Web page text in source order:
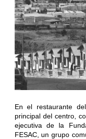
En el restaurante
principal del centro,
ejecutiva de la
FESAC, un grupo